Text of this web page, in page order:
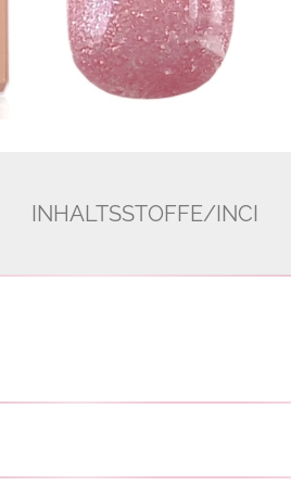
INHALTSSTOFFE/INCI